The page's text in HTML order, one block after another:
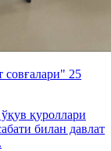
совғалари" 25
қуроллари
билан давлат